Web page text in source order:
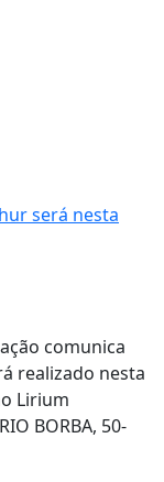
será nesta
comunica
realizado nesta
Lirium
BORBA, 50-